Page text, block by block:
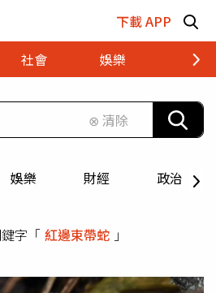
下載 APP
社會 娛樂 財經
⊗ 清除
娛樂 財經 政治
字「 紅邊束帶蛇 」